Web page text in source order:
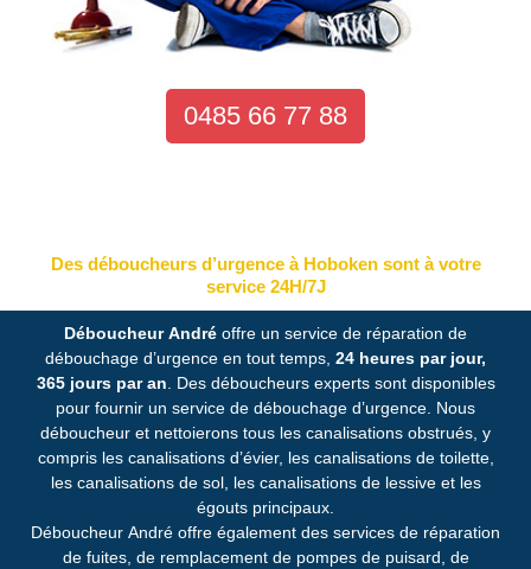
0485 66 77 88
Des déboucheurs d’urgence à Hoboken sont à votre
service 24H/7J
Déboucheur André offre un service de réparation de
débouchage d’urgence en tout temps, 24 heures par jour,
365 jours par an . Des déboucheurs experts sont disponibles
pour fournir un service de débouchage d’urgence. Nous
déboucheur et nettoierons tous les canalisations obstrués, y
compris les canalisations d’évier, les canalisations de toilette,
les canalisations de sol, les canalisations de lessive et les
égouts principaux.
Déboucheur André offre également des services de réparation
de fuites, de remplacement de pompes de puisard, de